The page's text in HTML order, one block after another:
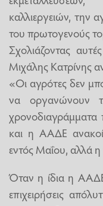
καλλιεργειών, την
του πρωτογενούς
Σχολιάζοντας
Μιχάλης Κατρίνης
«Οι αγρότες δεν
να οργανώνουν
και η ΑΑΔΕ
εντός Μαΐου, αλλά η
Όταν η ίδια η ΑΑΔΕ
επιχειρήσεις